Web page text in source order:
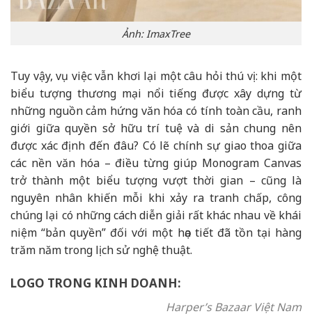
Ảnh: ImaxTree
Tuy vậy, vụ việc vẫn khơi lại một câu hỏi thú vị: khi một
biểu tượng thương mại nổi tiếng được xây dựng từ
những nguồn cảm hứng văn hóa có tính toàn cầu, ranh
giới giữa quyền sở hữu trí tuệ và di sản chung nên
được xác định đến đâu? Có lẽ chính sự giao thoa giữa
các nền văn hóa – điều từng giúp Monogram Canvas
trở thành một biểu tượng vượt thời gian – cũng là
nguyên nhân khiến mỗi khi xảy ra tranh chấp, công
chúng lại có những cách diễn giải rất khác nhau về khái
niệm “bản quyền” đối với một họa tiết đã tồn tại hàng
trăm năm trong lịch sử nghệ thuật.
LOGO TRONG KINH DOANH:
Harper’s Bazaar Việt Nam